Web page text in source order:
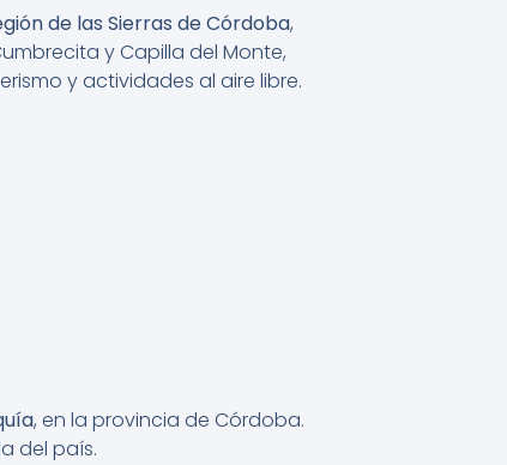
de las Sierras de Córdoba,
y Capilla del Monte,
y actividades al aire libre.
, en la provincia de Córdoba.
del país.